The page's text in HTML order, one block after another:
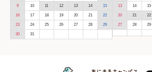
9 10 11 12 13 14 15
16 17 18 19 20 21 22
23 24 25 26 27 28 29
30 31
13 14 15
20 21 22
27 28 29